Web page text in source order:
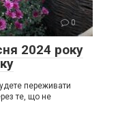
0
2024 року
переживати
те, що не